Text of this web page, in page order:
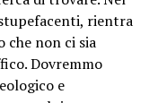
rientra
che non ci sia
Dovremmo
e